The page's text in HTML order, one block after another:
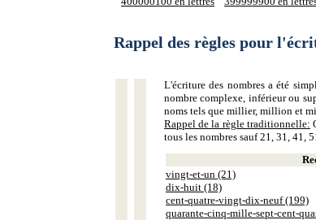
Rappel des règles pour
L'écriture des nombres a été
nombre complexe, inférieur ou
noms tels que millier, million et
Rappel de la règle traditionnelle:
tous les nombres sauf 21, 31, 41,
vingt-et-un (21)
dix-huit (18)
cent-quatre-vingt-dix-neuf (199)
quarante-cinq-mille-sept-cent-